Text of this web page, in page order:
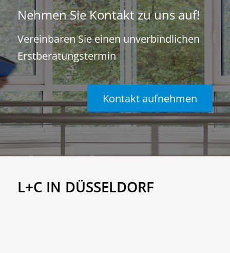
Nehmen Sie Kontakt zu uns auf!
Vereinbaren Sie einen unverbindlichen
Erstberatungstermin
Kontakt aufnehmen
L+C IN DÜSSELDORF